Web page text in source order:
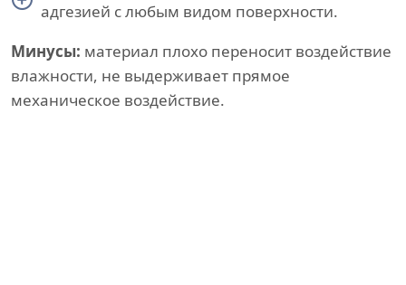
адгезией с любым видом поверхности.
Минусы: материал плохо переносит воздействие
влажности, не выдерживает прямое
механическое воздействие.